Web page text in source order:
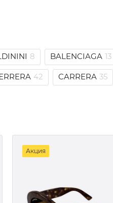
8 BALENCIAGA 13
42 CARRERA 35
Акция